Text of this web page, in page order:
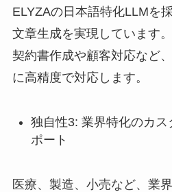
ELYZAの日本語特化LLMを
文章生成を実現しています。
契約書作成や顧客対応など
に高精度で対応します。
独自性3: 業界特化のカ
ポート
医療、製造、小売など、業